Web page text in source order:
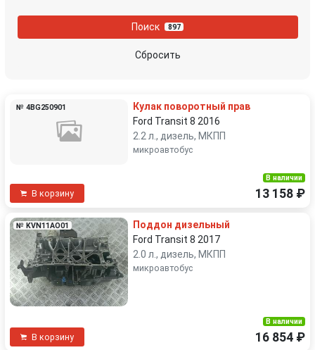
Поиск 897
Сбросить
№ 4BG250901
Кулак поворотный прав
Ford Transit 8 2016
2.2 л., дизель, МКПП
микроавтобус
В корзину
В наличии
13 158 ₽
№ KVN11AO01
Поддон дизельный
Ford Transit 8 2017
2.0 л., дизель, МКПП
микроавтобус
В корзину
В наличии
16 854 ₽